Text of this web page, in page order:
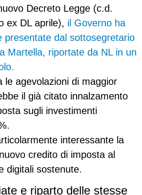
Decreto Legge (c.d.
ex DL aprile), il Governo ha
presentate dal sottosegretario
Martella, riportate da NL in un
le agevolazioni di maggior
il già citato innalzamento
sugli investimenti
interessante la
credito di imposta al
digitali sostenute.
e riparto delle stesse